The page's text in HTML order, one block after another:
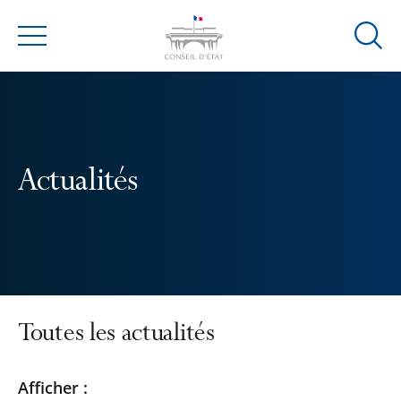
Menu
Ouvrir
Actualités
Toutes les actualités
Passer
Passer
Afficher :